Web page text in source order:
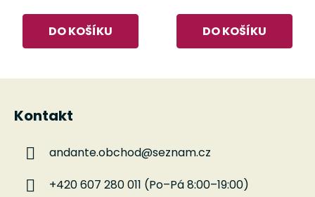
DO KOŠÍKU DO KOŠÍKU
Z
Kontakt
andante.obchod@seznam.cz
+420 607 280 011 (Po–Pá 8:00–19:00)